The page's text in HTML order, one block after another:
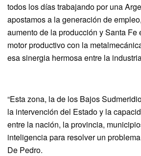
todos los días trabajando por una
apostamos a la generación de
aumento de la producción y Santa Fe
motor productivo con la
esa sinergia hermosa entre la
“Esta zona, la de los Bajos
la intervención del Estado y la
entre la nación, la provincia,
inteligencia para resolver un
De Pedro.